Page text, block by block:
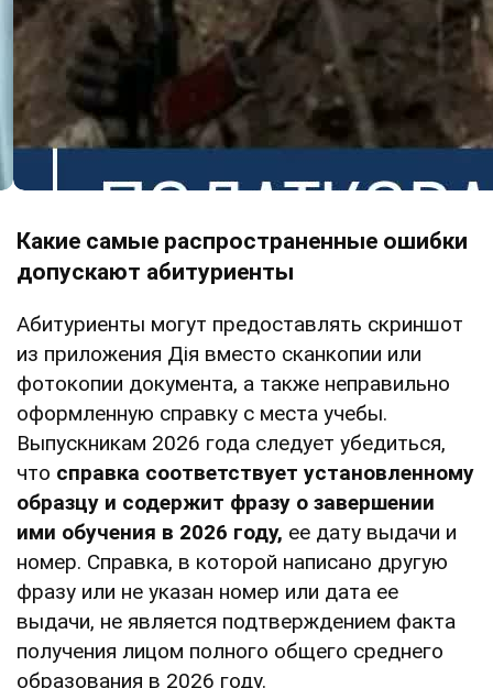
Какие самые распространенные ошибки
допускают абитуриенты
Абитуриенты могут предоставлять скриншот
из приложения Дія вместо сканкопии или
фотокопии документа, а также неправильно
оформленную справку с места учебы.
Выпускникам 2026 года следует убедиться,
что справка соответствует установленному
образцу и содержит фразу о завершении
ими обучения в 2026 году, ее дату выдачи и
номер. Справка, в которой написано другую
фразу или не указан номер или дата ее
выдачи, не является подтверждением факта
получения лицом полного общего среднего
образования в 2026 году.